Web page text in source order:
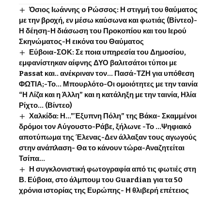
Όσιος Ιωάννης o Ρώσσος: Η στιγμή του θαύματος
με την βροχή, εν μέσω καύσωνα και φωτιάς (Βίντεο)-
Η δέηση-Η διάσωση του Προκοπίου και του Ιερού
Σκηνώματος-Η εικόνα του Θαύματος
Εύβοια-ΣΟΚ: Σε ποια υπηρεσία του Δημοσίου,
εμφανίστηκαν αίφνης ΔΥΟ βαλιτσάτοι τύποι με
Passat και.. ανέκριναν τον… Πασά-ΤΖΗ για υπόθεση
ΦΩΤΙΑ;-Το… Μπουρλότο-Οι ομοιότητες με την ταινία
“Η Λίζα και η Άλλη” και η κατάληξη με την ταινία, Ηλία
Ρίχτο… (Βίντεο)
Χαλκίδα: Η…”Έξυπνη Πόλη” της Βάκα- Σκαμμένοι
δρόμοι τον Αύγουστο-Ράβε, ξήλωνε -Το …Ψηφιακό
αποτύπωμα της Έλενας-Δεν άλλαξαν τους αγωγούς
στην ανάπλαση- Θα το κάνουν τώρα-Αναζητείται
Τσίπα…
Η συγκλονιστική φωτογραφία από τις φωτιές στη
Β. Εύβοια, στο άλμπουμ του Guardian για τα 50
χρόνια ιστορίας της Ευρώπης- Η θλιβερή επέτειος